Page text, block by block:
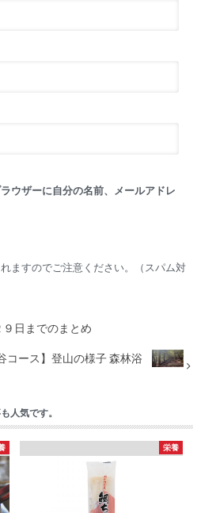
ウザーに自分の名前、メールアドレ
ますのでご注意ください。（スパム対
日までのまとめ
コース】登山の様子 森林浴
人気です。
栄養